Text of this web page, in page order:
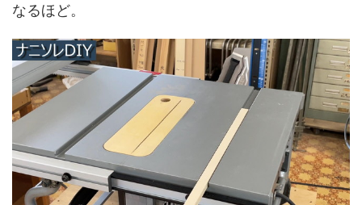
なるほど。